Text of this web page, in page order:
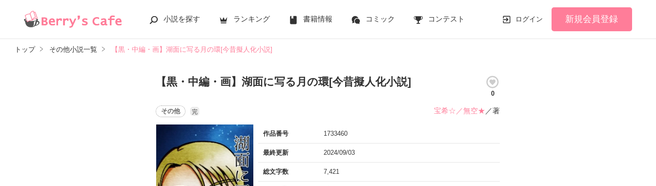
小説を探す ランキング 書籍情報 コミック コンテスト ログイン 新規会員登録
トップ その他小説一覧 【黒・中編・画】湖面に写る月の環[今昔擬人化小説]
【黒・中編・画】湖面に写る月の環[今昔擬人化小説]
0
その他 完 宝希☆／無空★ ／著
作品番号 1733460
最終更新 2024/09/03
総文字数 7,421